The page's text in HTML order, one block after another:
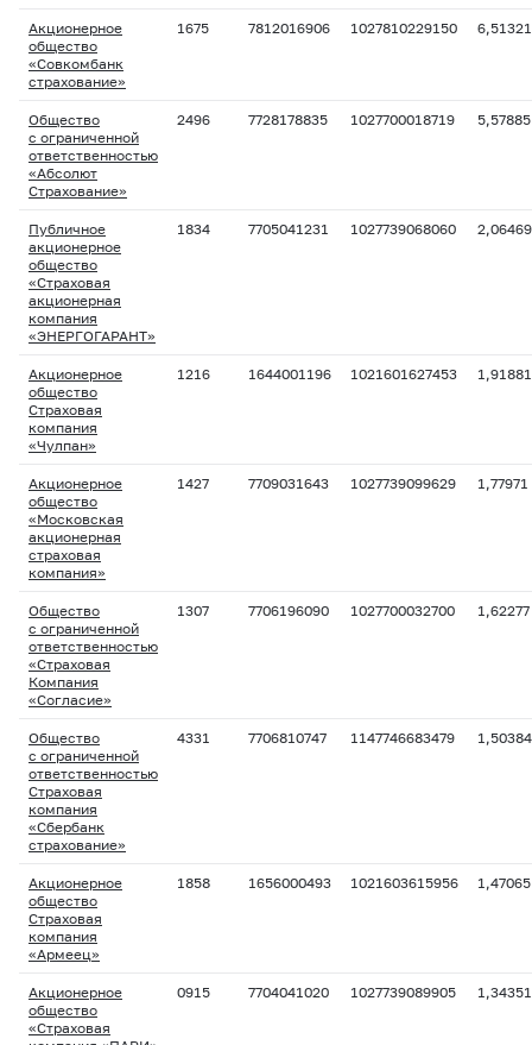
Акционерное
общество
«Совкомбанк
страхование»
1675 7812016906 1027810229150 6,51321
Общество
с ограниченной
ответственностью
«Абсолют
Страхование»
2496 7728178835 1027700018719 5,57885
Публичное
акционерное
общество
«Страховая
акционерная
компания
«ЭНЕРГОГАРАНТ»
1834 7705041231 1027739068060 2,06469
Акционерное
общество
Страховая
компания
«Чулпан»
1216 1644001196 1021601627453 1,91881
Акционерное
общество
«Московская
акционерная
страховая
компания»
1427 7709031643 1027739099629 1,77971
Общество
с ограниченной
ответственностью
«Страховая
Компания
«Согласие»
1307 7706196090 1027700032700 1,62277
Общество
с ограниченной
ответственностью
Страховая
компания
«Сбербанк
страхование»
4331 7706810747 1147746683479 1,50384
Акционерное
общество
Страховая
компания
«Армеец»
1858 1656000493 1021603615956 1,47065
Акционерное
общество
«Страховая
0915 7704041020 1027739089905 1,34351